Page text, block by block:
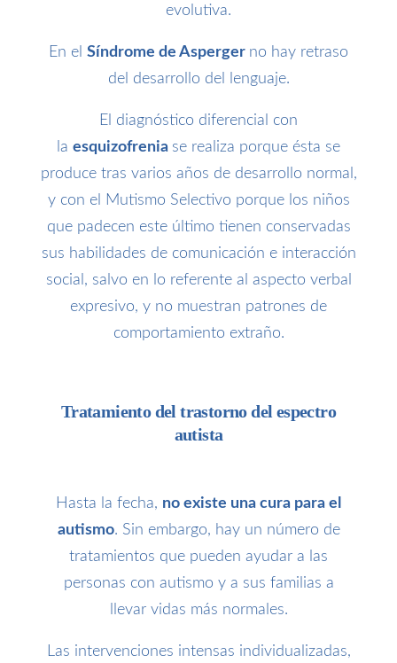
evolutiva.
En el Síndrome de Asperger no hay retraso
del desarrollo del lenguaje.
El diagnóstico diferencial con
la esquizofrenia se realiza porque ésta se
produce tras varios años de desarrollo normal,
y con el Mutismo Selectivo porque los niños
que padecen este último tienen conservadas
sus habilidades de comunicación e interacción
social, salvo en lo referente al aspecto verbal
expresivo, y no muestran patrones de
comportamiento extraño.
Tratamiento del trastorno del espectro
autista
Hasta la fecha, no existe una cura para el
autismo. Sin embargo, hay un número de
tratamientos que pueden ayudar a las
personas con autismo y a sus familias a
llevar vidas más normales.
Las intervenciones intensas individualizadas,